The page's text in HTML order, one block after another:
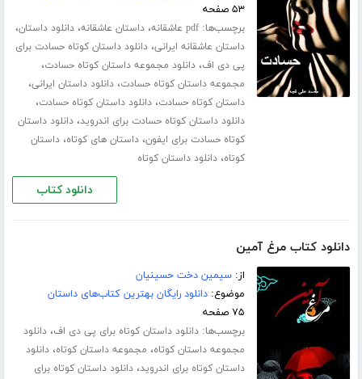
۵۳ صفحه
برچسب‌ها:pdf عاشقانه ،داستان عاشقانه،دانلود داستان،
داستان عاشقانه ایرانی،دانلود داستان کوتاه حسادت برای
پی دی اف،دانلود مجموعه داستان کوتاه حسادت،
مجموعه داستان کوتاه حسادت،دانلود داستان ایرانی،
داستان کوتاه حسادت،دانلود داستان کوتاه حسادت،
دانلود داستان کوتاه حسادت برای اندروید،دانلود داستان
کوتاه حسادت برای ایفون،داستان های کوتاه،داستان
کوتاه،دانلود داستان کوتاه
دانلود کتاب
دانلود کتاب مرغ آمین
از:سیمین دخت حسینیان
موضوع:دانلود رایگان بهترین کتاب‌های داستان
۷۵ صفحه
برچسب‌ها:دانلود داستان کوتاه برای پی دی اف،دانلود
مجموعه داستان کوتاه، مجموعه داستان کوتاه،دانلود
داستان کوتاه برای اندروید،دانلود داستان کوتاه برای